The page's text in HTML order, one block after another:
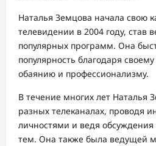
Наталья Земцова начала свою
телевидении в 2004 году, став
популярных программ. Она
популярность благодаря
обаянию и профессионализму.
В течение многих лет Наталья
разных телеканалах, проводя
личностями и ведя
тем. Она также была ведущей